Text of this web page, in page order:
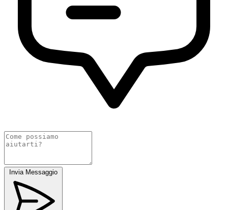
Invia Messaggio